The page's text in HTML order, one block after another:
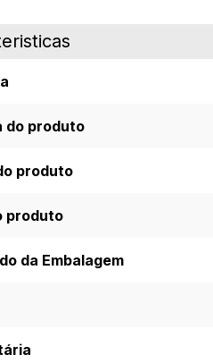
do produto
produto
produto
da Embalagem